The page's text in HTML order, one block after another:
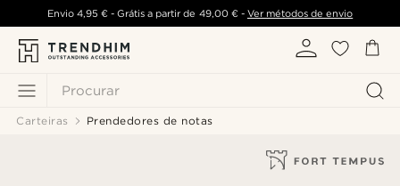
Procurar
Envio 4,95 €- Grátis a partir de 49,00 €- Ver métodos de envio
Carteiras Prendedores de notas